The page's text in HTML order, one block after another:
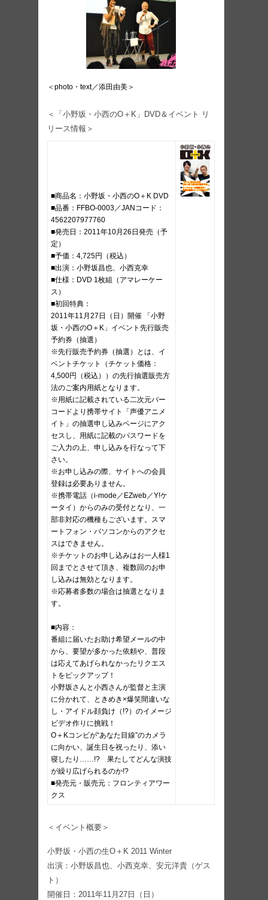
＜photo・text／添田由美＞
＜「小野坂・小西のO＋K」DVD＆イベント リ
リース情報＞
■商品名：小野坂・小西のO＋K DVD
■品番：FFBO-0003／JANコード：
4562207977760
■発売日：2011年10月26日発売（予
定）
■予価：4,725円（税込）
■出演：小野坂昌也、小西克幸
■仕様：DVD 1枚組（アマレーケー
ス）
■初回特典：
2011年11月27日（日）開催 「小野
坂・小西のO＋K」イベント先行販売
予約券（抽選）
※先行販売予約券（抽選）とは、イ
ベントチケット（チケット価格：
4,500円（税込））の先行抽選販売方
法のご案内用紙となります。
※用紙に記載されている二次元バー
コードより携帯サイト「声優アニメ
イト」の抽選申し込みページにアク
セスし、用紙に記載のパスワードを
ご入力の上、申し込みを行なって下
さい。
※お申し込みの際、サイトへの会員
登録は必要ありません。
※携帯電話（i-mode／EZweb／Y!ケ
ータイ）からのみの受付となり、一
部非対応の機種もございます。スマ
ートフォン・パソコンからのアクセ
スはできません。
※チケットのお申し込みはお一人様1
回までとさせて頂き、複数回のお申
し込みは無効となります。
※応募者多数の場合は抽選となりま
す。
■内容：
番組に届いたお助け希望メールの中
から、要望が多かった依頼や、普段
は応えてあげられなかったリクエス
トをピックアップ！
小野坂さんと小西さんが監督と主演
に分かれて、ときめき×爆笑間違いな
し・アイドル顔負け（!?）のイメージ
ビデオ作りに挑戦！
O＋Kコンビが“あなた目線”のカメラ
に向かい、誕生日を祝ったり、添い
寝したり……!? 果たしてどんな演技
が繰り広げられるのか!?
■発売元・販売元：フロンティアワー
クス
＜イベント概要＞
小野坂・小西の生O＋K 2011 Winter
出演：小野坂昌也、小西克幸、安元洋貴（ゲス
ト）
開催日：2011年11月27日（日）